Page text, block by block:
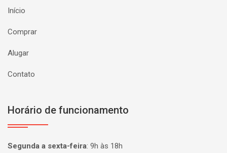
Início
Comprar
Alugar
Contato
Horário de funcionamento
Segunda a sexta-feira: 9h às 18h